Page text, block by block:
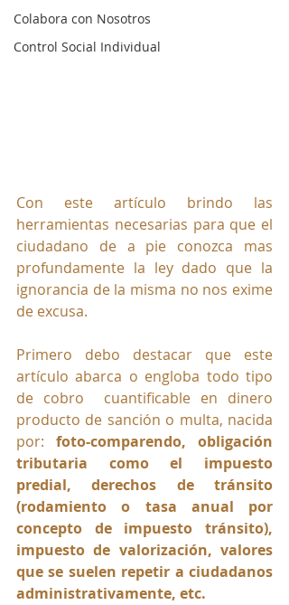
Colabora con Nosotros
Control Social Individual
Con este artículo brindo las
herramientas necesarias para que el
ciudadano de a pie conozca mas
profundamente la ley dado que la
ignorancia de la misma no nos exime
de excusa.
Primero debo destacar que este
artículo abarca o engloba todo tipo
de cobro  cuantificable en dinero
producto de sanción o multa, nacida
por: foto-comparendo, obligación
tributaria como el impuesto
predial, derechos de tránsito
(rodamiento o tasa anual por
concepto de impuesto tránsito),
impuesto de valorización, valores
que se suelen repetir a ciudadanos
administrativamente, etc.